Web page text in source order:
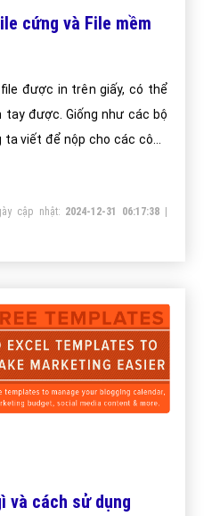
cứng và File mềm
được in trên giấy, có thể
được. Giống như các bộ
viết để nộp cho các công
cập nhật: 2024-12-31 06:17:38 |
và cách sử dụng